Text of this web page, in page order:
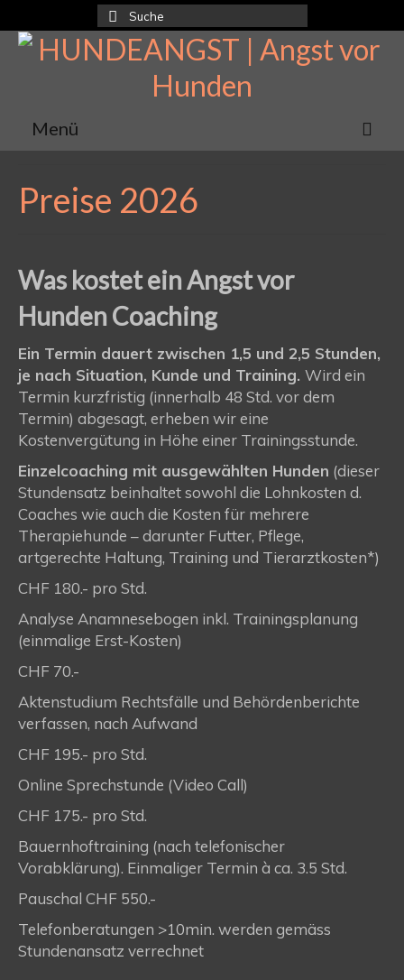
Suche
nach:
Menü
Preise 2026
Was kostet ein Angst vor
Hunden Coaching
Ein Termin dauert zwischen 1,5 und 2,5 Stunden,
je nach Situation, Kunde und Training. Wird ein
Termin kurzfristig (innerhalb 48 Std. vor dem
Termin) abgesagt, erheben wir eine
Kostenvergütung in Höhe einer Trainingsstunde.
Einzelcoaching mit ausgewählten Hunden (dieser
Stundensatz beinhaltet sowohl die Lohnkosten d.
Coaches wie auch die Kosten für mehrere
Therapiehunde – darunter Futter, Pflege,
artgerechte Haltung, Training und Tierarztkosten*)
CHF 180.- pro Std.
Analyse Anamnesebogen inkl. Trainingsplanung
(einmalige Erst-Kosten)
CHF 70.-
Aktenstudium Rechtsfälle und Behördenberichte
verfassen, nach Aufwand
CHF 195.- pro Std.
Online Sprechstunde (Video Call)
CHF 175.- pro Std.
Bauernhoftraining (nach telefonischer
Vorabklärung). Einmaliger Termin à ca. 3.5 Std.
Pauschal CHF 550.-
Telefonberatungen >10min. werden gemäss
Stundenansatz verrechnet